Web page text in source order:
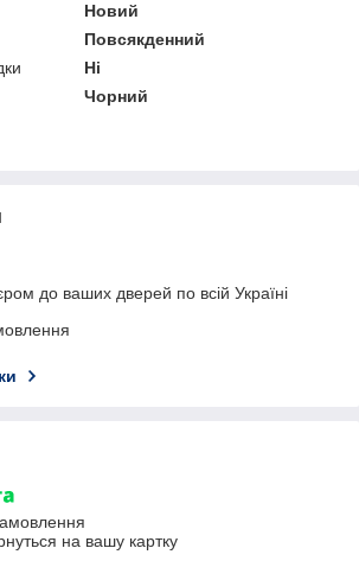
Новий
Повсякденний
Ні
Чорний
до ваших дверей по всій Україні
на вашу картку